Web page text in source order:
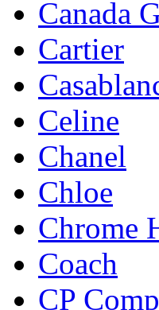
Canada
Cartier
Celine
Chanel
Chloe
Chrome
Coach
CP